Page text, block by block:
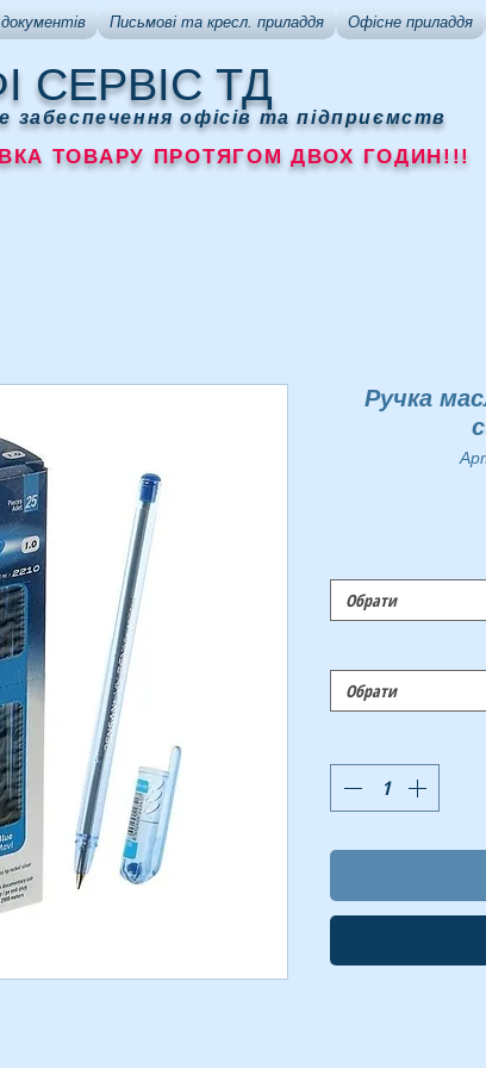
документів Письмові та кресл. приладдя Офісне приладдя
СЕРВІС ТД
забеспечення офісів та підприємств
ТОВАРУ ПРОТЯГОМ ДВОХ ГОДИН!!!
Ручка
Обрати
Обрати